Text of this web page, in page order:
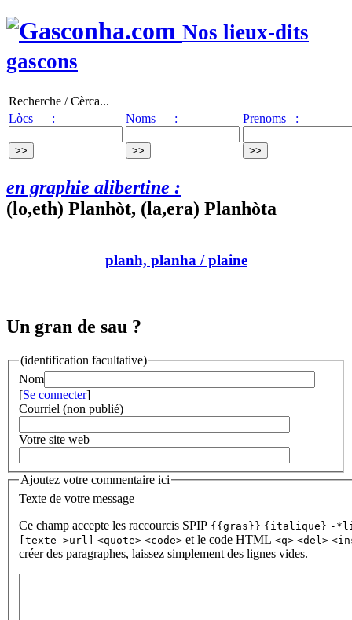
Nos lieux-dits
gascons
Recherche / Cèrca...
Lòcs :
Noms : Prenoms :
en graphie alibertine :
(lo,eth) Planhòt, (la,era) Planhòta
planh, planha/ plaine
Un gran de sau ?
(identification facultative)
Nom
[Se connecter]
Courriel (non publié)
Votre site web
Ajoutez votre commentaire ici
Texte de votre message
Ce champ accepte les raccourcis SPIP {{gras}} {italique} -
[texte->url] <quote> <code> et le code HTML <q> <del>
créer des paragraphes, laissez simplement des lignes vides.